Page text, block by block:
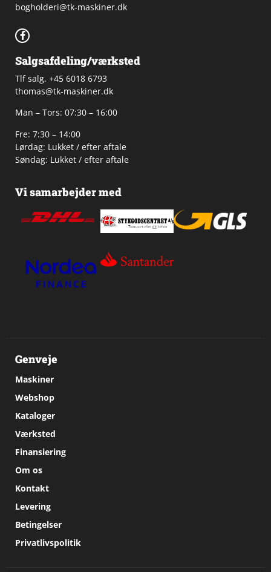
bogholderi@tk-maskiner.dk
Salgsafdeling/værksted
Tlf salg. +45 6018 6793
thomas@tk-maskiner.dk
Man – Tors: 07:30 – 16:00
Fre: 7:30 – 14:00
Lørdag: Lukket / efter aftale
Søndag: Lukket / efter aftale
Vi samarbejder med
Genveje
Maskiner
Webshop
Kataloger
Værksted
Finansiering
Om os
Kontakt
Levering
Betingelser
Privatlivspolitik